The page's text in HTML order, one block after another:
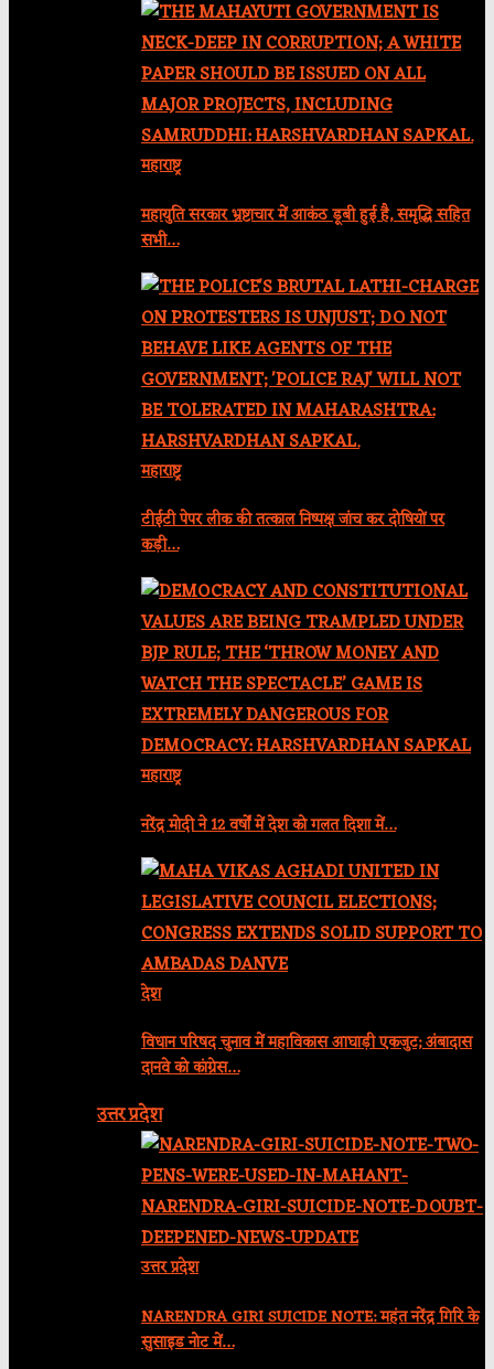
महाराष्ट्र
महायुति सरकार भ्रष्टाचार में आकंठ डूबी हुई है, समृद्धि सहित
सभी…
महाराष्ट्र
टीईटी पेपर लीक की तत्काल निष्पक्ष जांच कर दोषियों पर
कड़ी…
महाराष्ट्र
नरेंद्र मोदी ने 12 वर्षों में देश को गलत दिशा में…
देश
विधान परिषद चुनाव में महाविकास आघाड़ी एकजुट; अंबादास
दानवे को कांग्रेस…
उत्तर प्रदेश
उत्तर प्रदेश
NARENDRA GIRI SUICIDE NOTE: महंत नरेंद्र गिरि के
सुसाइड नोट में…